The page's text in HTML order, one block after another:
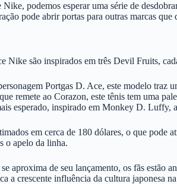
podemos esperar uma série de
pode abrir portas para outras marcas
Nike são inspirados em três Devil Fruits,
Portgas D. Ace, este modelo traz
remete ao Corazon, este tênis tem uma
esperado, inspirado em Monkey D. Luffy,
em cerca de 180 dólares, o que
o apelo da linha.
aproxima de seu lançamento, os fãs estão
a crescente influência da cultura japonesa